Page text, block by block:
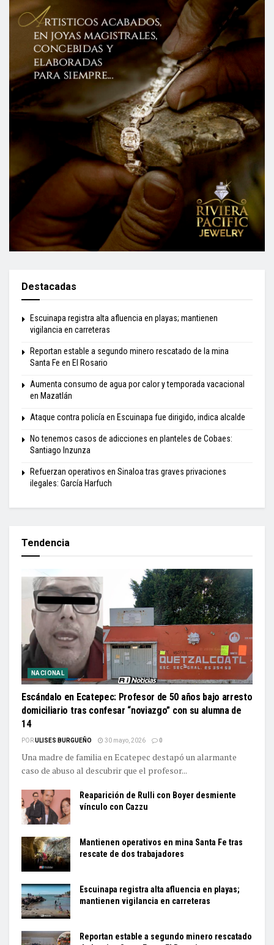
Destacadas
Escuinapa registra alta afluencia en playas; mantienen
vigilancia en carreteras
Reportan estable a segundo minero rescatado de la mina
Santa Fe en El Rosario
Aumenta consumo de agua por calor y temporada vacacional
en Mazatlán
Ataque contra policía en Escuinapa fue dirigido, indica alcalde
No tenemos casos de adicciones en planteles de Cobaes:
Santiago Inzunza
Refuerzan operativos en Sinaloa tras graves privaciones
ilegales: García Harfuch
Tendencia
NACIONAL
Escándalo en Ecatepec: Profesor de 50 años bajo arresto
domiciliario tras confesar “noviazgo” con su alumna de
14
PORULISES BURGUEÑO 30 mayo, 2026 0
Una madre de familia en Ecatepec destapó un alarmante
caso de abuso al descubrir que el profesor...
Reaparición de Rulli con Boyer desmiente
vínculo con Cazzu
Mantienen operativos en mina Santa Fe tras
rescate de dos trabajadores
Escuinapa registra alta afluencia en playas;
mantienen vigilancia en carreteras
Reportan estable a segundo minero rescatado